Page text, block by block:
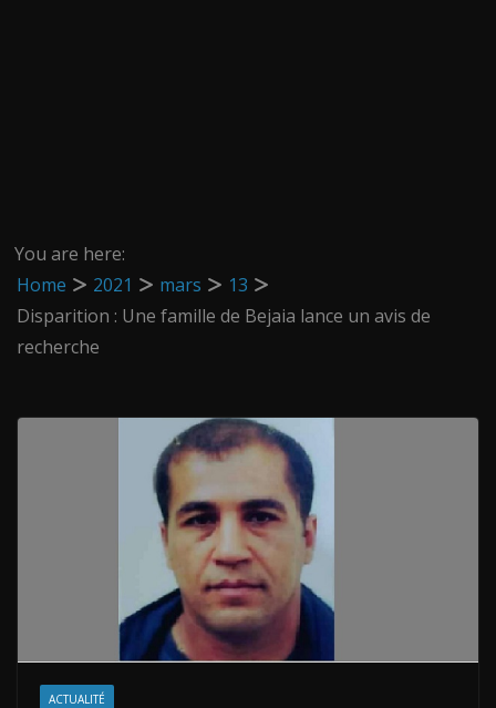
You are here:
Home
2021 mars
13
Disparition : Une famille de Bejaia lance un avis de
recherche
ACTUALITÉ